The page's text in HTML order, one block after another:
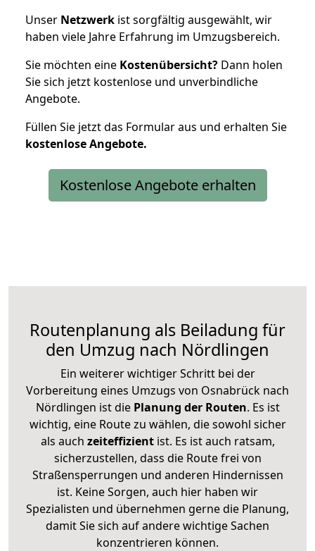
Unser Netzwerk ist sorgfältig ausgewählt, wir
haben viele Jahre Erfahrung im Umzugsbereich.
Sie möchten eine Kostenübersicht? Dann holen
Sie sich jetzt kostenlose und unverbindliche
Angebote.
Füllen Sie jetzt das Formular aus und erhalten Sie
kostenloseAngebote.
Kostenlose Angebote erhalten
Routenplanung als Beiladung für
den Umzug nach Nördlingen
Ein weiterer wichtiger Schritt bei der
Vorbereitung eines Umzugs von Osnabrück nach
Nördlingen ist diePlanung der Routen. Es ist
wichtig, eine Route zu wählen, die sowohl sicher
als auch zeiteffizientist. Es ist auch ratsam,
sicherzustellen, dass die Route frei von
Straßensperrungen und anderen Hindernissen
ist. Keine Sorgen, auch hier haben wir
Spezialisten und übernehmen gerne die Planung,
damit Sie sich auf andere wichtige Sachen
konzentrieren können.